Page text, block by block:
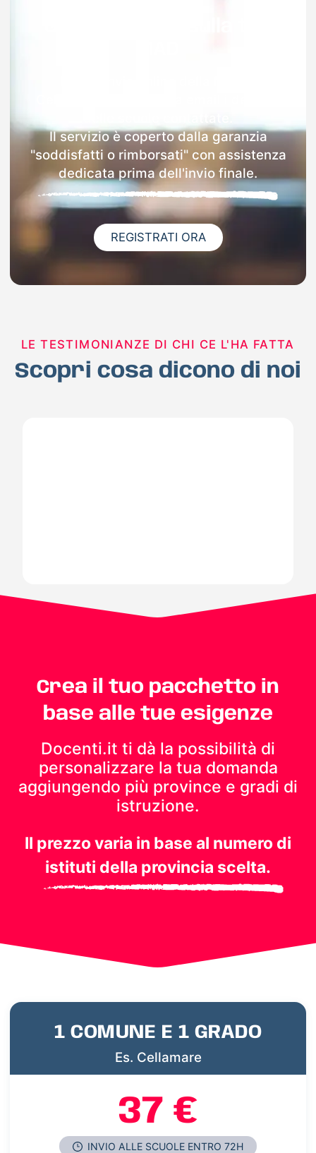
Il servizio è coperto dalla garanzia
"soddisfatti o rimborsati" con assistenza
dedicata prima dell'invio finale.
REGISTRATI ORA
LE TESTIMONIANZE DI CHI CE L'HA FATTA
Scopri cosa dicono di noi
Crea il tuo pacchetto in
base alle tue esigenze
Docenti.it ti dà la possibilità di
personalizzare la tua domanda
aggiungendo più province e gradi di
istruzione.
Il prezzo varia in base al numero di
istituti della provincia scelta.
1 COMUNE E 1 GRADO
Es. Cellamare
37 €
INVIO ALLE SCUOLE ENTRO 72H